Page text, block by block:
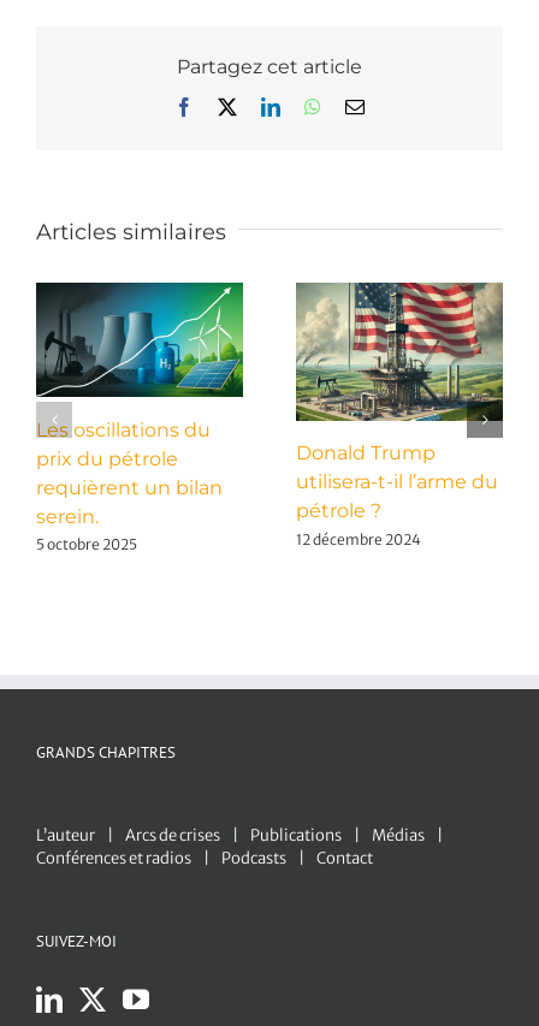
Partagez cet article
Facebook LinkedInWhatsApp
Email
Articles similaires
Les oscillations du
prix du pétrole
requièrent un bilan
serein.
5 octobre 2025
Donald Trump
utilisera-t-il l’arme du
pétrole ?
12 décembre 2024
GRANDS CHAPITRES
L’auteur Arcs de crises Publications
Médias
Conférences et radios
Podcasts Contact
SUIVEZ-MOI